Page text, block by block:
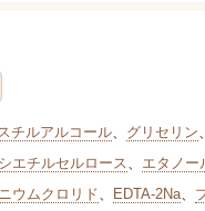
チルアルコール、 グリセリン、
エチルセルロース、 エタノー
ウムクロリド、 EDTA-2Na、